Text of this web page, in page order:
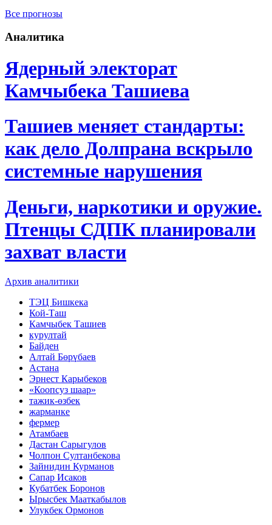
Все прогнозы
Аналитика
Ядерный электорат
Камчыбека Ташиева
Ташиев меняет стандарты:
как дело Долпрана вскрыло
системные нарушения
Деньги, наркотики и оружие.
Птенцы СДПК планировали
захват власти
Архив аналитики
ТЭЦ Бишкека
Кой-Таш
Камчыбек Ташиев
курултай
Байден
Алтай Бөрүбаев
Астана
Эрнест Карыбеков
«Коопсуз шаар»
тажик-өзбек
жарманке
фермер
Атамбаев
Дастан Сарыгулов
Чолпон Султанбекова
Зайнидин Курманов
Сапар Исаков
Кубатбек Боронов
Ырысбек Мааткабылов
Улукбек Ормонов